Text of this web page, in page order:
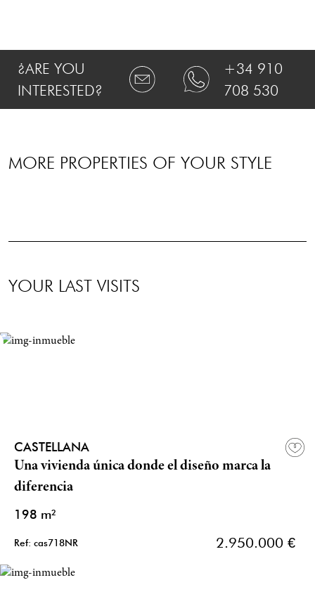
¿ARE YOU
INTERESTED?
+34 910
708 530
MORE PROPERTIES OF YOUR STYLE
YOUR LAST VISITS
CASTELLANA
Una vivienda única donde el diseño marca la
diferencia
198 m²
Ref: cas718NR 2.950.000 €